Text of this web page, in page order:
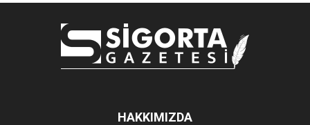
HAKKIMIZDA